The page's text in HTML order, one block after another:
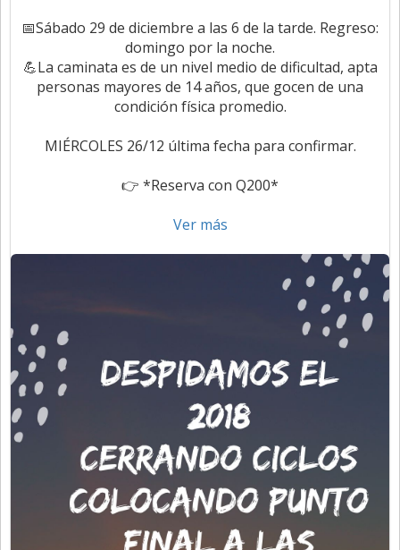
📅Sábado 29 de diciembre a las 6 de la tarde. Regreso:
domingo por la noche.
💪La caminata es de un nivel medio de dificultad, apta
personas mayores de 14 años, que gocen de una
condición física promedio.
MIÉRCOLES 26/12 última fecha para confirmar.
👉 *Reserva con Q200*
Ver más